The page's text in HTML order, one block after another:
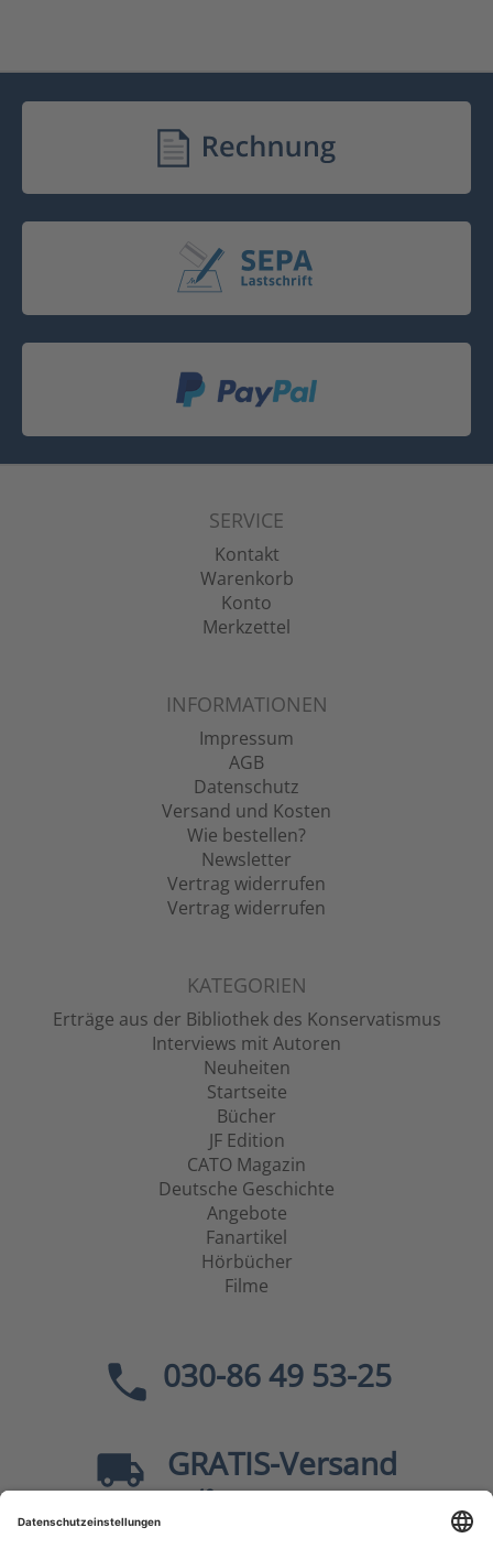
SERVICE
Kontakt
Warenkorb
Konto
Merkzettel
INFORMATIONEN
Impressum
AGB
Datenschutz
Versand und Kosten
Wie bestellen?
Newsletter
Vertrag widerrufen
Vertrag widerrufen
KATEGORIEN
Erträge aus der Bibliothek des Konservatismus
Interviews mit Autoren
Neuheiten
Startseite
Bücher
JF Edition
CATO Magazin
Deutsche Geschichte
Angebote
Fanartikel
Hörbücher
Filme
030-86 49 53-25
GRATIS-Versand
40